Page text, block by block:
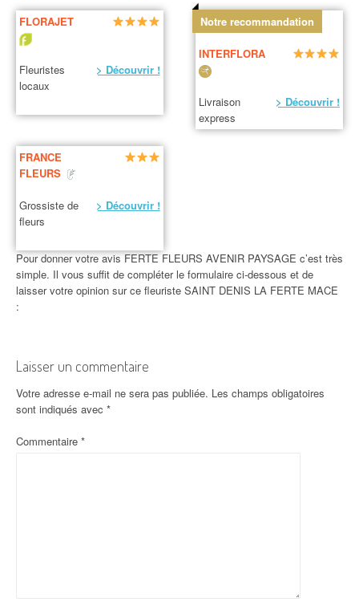
FLORAJET
Fleuristes
locaux
> Découvrir !
Notre recommandation
INTERFLORA
Livraison
express
> Découvrir !
FRANCE
FLEURS
Grossiste de
fleurs
> Découvrir !
Pour donner votre avis FERTE FLEURS AVENIR PAYSAGE c’est très
simple. Il vous suffit de compléter le formulaire ci-dessous et de
laisser votre opinion sur ce fleuriste SAINT DENIS LA FERTE MACE
:
Laisser un commentaire
Votre adresse e-mail ne sera pas publiée. Les champs obligatoires
sont indiqués avec *
Commentaire *